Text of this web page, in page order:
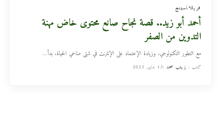
فريلانسينج
أحمد أبو زيد.. قصة نجاح صانع محتوى خاض مهنة
التدوين من الصفر
مع التطور التكنولوجي، وزيادة الإعتماد على الإنترنت في شتى مناحي الحياة، بدأ…
كتب : زينب محمد 13 مايو, 2023